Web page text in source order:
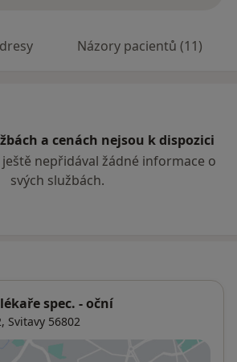
Názory pacientů (11)
a cenách nejsou k dispozici
nepřidával žádné informace o
svých službách.
spec. - oční
Svitavy 56802